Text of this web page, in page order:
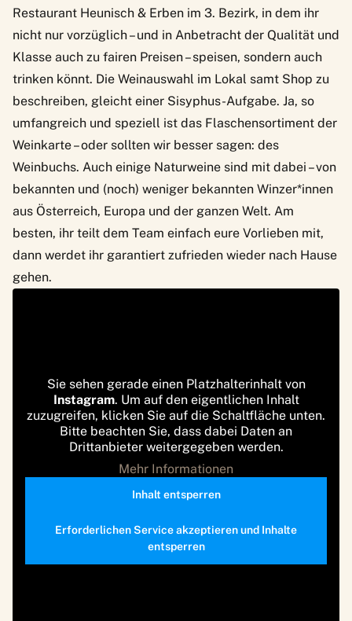
Restaurant Heunisch & Erben im 3. Bezirk, in dem ihr
nicht nur vorzüglich – und in Anbetracht der Qualität und
Klasse auch zu fairen Preisen – speisen, sondern auch
trinken könnt. Die Weinauswahl im Lokal samt Shop zu
beschreiben, gleicht einer Sisyphus-Aufgabe. Ja, so
umfangreich und speziell ist das Flaschensortiment der
Weinkarte – oder sollten wir besser sagen: des
Weinbuchs. Auch einige Naturweine sind mit dabei – von
bekannten und (noch) weniger bekannten Winzer*innen
aus Österreich, Europa und der ganzen Welt. Am
besten, ihr teilt dem Team einfach eure Vorlieben mit,
dann werdet ihr garantiert zufrieden wieder nach Hause
gehen.
Sie sehen gerade einen Platzhalterinhalt von
Instagram. Um auf den eigentlichen Inhalt
zuzugreifen, klicken Sie auf die Schaltfläche unten.
Bitte beachten Sie, dass dabei Daten an
Drittanbieter weitergegeben werden.
Mehr Informationen
Inhalt entsperren
Erforderlichen Service akzeptieren und Inhalte
entsperren